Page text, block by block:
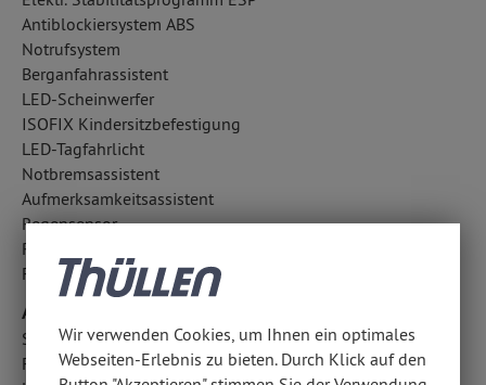
Antiblockiersystem ABS
Notrufsystem
Berganfahrassistent
LED-Scheinwerfer
ISOFIX Kindersitzbefestigung
LED-Tagfahrlicht
Notbremsassistent
Aufmerksamkeitsassistent
Regensensor
Reifendruckverlust-Warnung
Fahrlichtautomatik
Airbags
Seitenairbag vorn
Fahrer- /Beifahrerairbag
Wir verwenden Cookies, um Ihnen ein optimales
Webseiten-Erlebnis zu bieten. Durch Klick auf den